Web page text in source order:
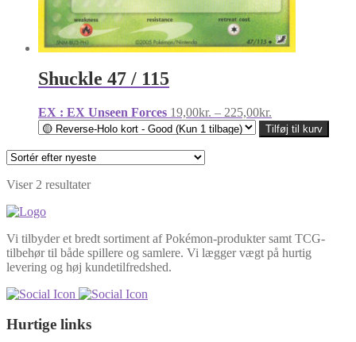
Shuckle 47 / 115
EX : EX Unseen Forces 19,00kr. – 225,00kr.
19,00kr.
til
Tilføj til kurv
Viser 2 resultaterSorteret
Vi tilbyder et bredt sortiment af Pokémon-produkter samt TCG-
tilbehør til både spillere og samlere. Vi lægger vægt på hurtig
levering og høj kundetilfredshed.
Hurtige links